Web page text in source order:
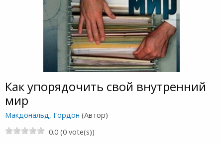
Как упорядочить свой внутренний
мир
Макдональд, Гордон (Автор)
0.0 (0 vote(s))